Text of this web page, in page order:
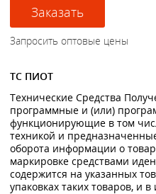
ТС ПИОТ
Технические Средства
программные и (или)
функционирующие в том
техникой и
оборота информации о
маркировке средствами
содержится на указанных
упаковках таких товаров, и